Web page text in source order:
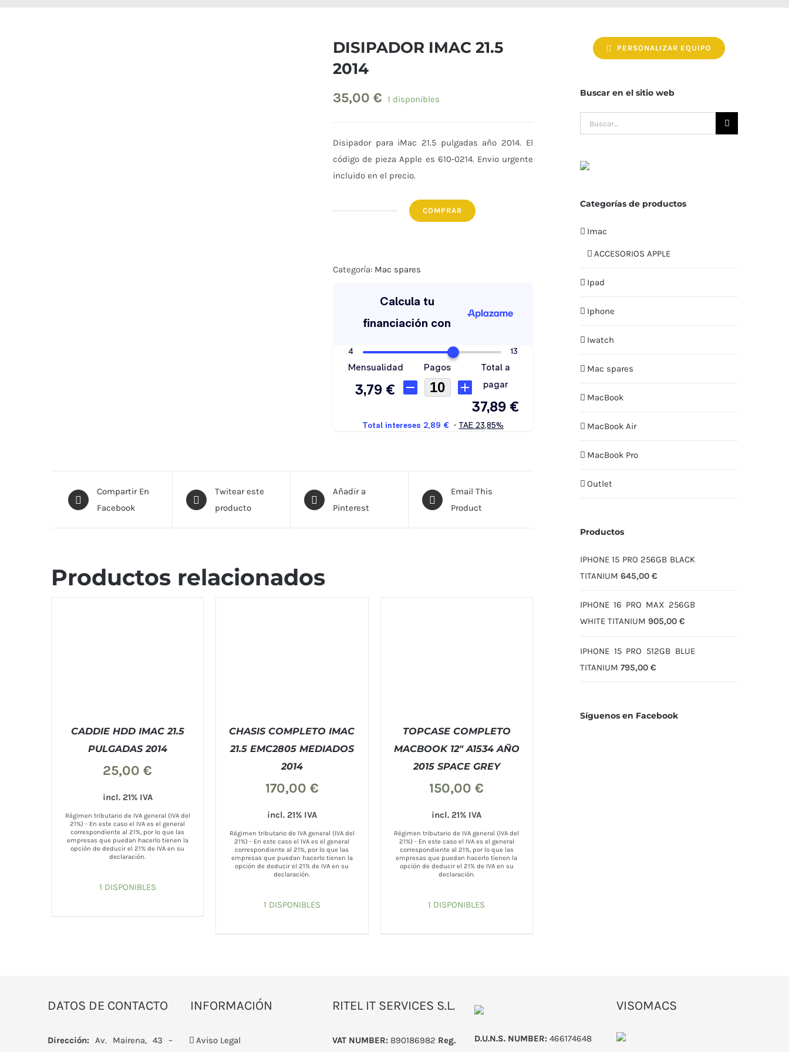
DISIPADOR IMAC 21.5
2014
35,00 € 1 disponibles
Disipador para iMac 21.5 pulgadas año 2014. El
código de pieza Apple es 610-0214. Envio urgente
incluido en el precio.
2014
COMPRAR
Categoría: Mac spares
Compartir En
Facebook
Twitear este
producto
Añadir a
Pinterest
Email This
Product
Productos relacionados
COMPRAR / DETALLES
CADDIE HDD IMAC 21.5
PULGADAS 2014
25,00€
incl. 21% IVA
Régimen tributario de IVA general (IVA del
21%) - En este caso el IVA es el general
correspondiente al 21%, por lo que las
empresas que puedan hacerlo tienen la
opción de deducir el 21% de IVA en su
declaración.
1 DISPONIBLES
COMPRAR / DETALLES
CHASIS COMPLETO IMAC
21.5 EMC2805 MEDIADOS
2014
170,00 €
incl. 21% IVA
Régimen tributario de IVA general (IVA del
21%) - En este caso el IVA es el general
correspondiente al 21%, por lo que las
empresas que puedan hacerlo tienen la
opción de deducir el 21% de IVA en su
declaración.
1 DISPONIBLES
COMPRAR / DETALLES
TOPCASE COMPLETO
MACBOOK 12″ A1534 AÑO
2015 SPACE GREY
150,00€
incl. 21% IVA
Régimen tributario de IVA general (IVA del
21%) - En este caso el IVA es el general
correspondiente al 21%, por lo que las
empresas que puedan hacerlo tienen la
opción de deducir el 21% de IVA en su
declaración.
1 DISPONIBLES
PERSONALIZAR EQUIPO
Buscar en el sitio web
Buscar:
Categorías de productos
Imac
ACCESORIOS APPLE
Ipad
Iphone
Iwatch
Mac spares
MacBook
MacBook Air
MacBook Pro
Outlet
Productos
IPHONE 15 PRO 256GB BLACK
TITANIUM 645,00 €
IPHONE 16 PRO MAX 256GB
WHITE TITANIUM 905,00 €
IPHONE 15 PRO 512GB BLUE
TITANIUM 795,00 €
Síguenos en Facebook
DATOS DE CONTACTO
Dirección: Av. Mairena, 43 –
INFORMACIÓN
Aviso Legal
RITEL IT SERVICES S.L.
VAT NUMBER:B90186982 Reg.
D.U.N.S. NUMBER: 466174648
VISOMACS